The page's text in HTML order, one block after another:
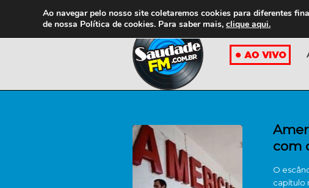
com
O
capítulo
Ao navegar pelo nosso site coletaremos cookies para diferentes
de nossa Política de cookies. Para saber mais, clique aqui.